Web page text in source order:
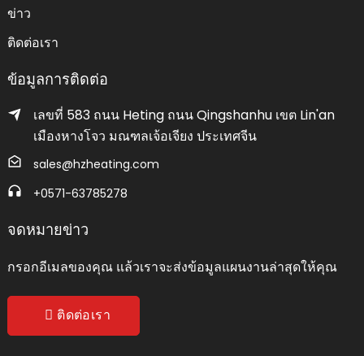
ข่าว
ติดต่อเรา
ข้อมูลการติดต่อ
เลขที่ 583 ถนน Heting ถนน Qingshanhu เขต Lin'an
เมืองหางโจว มณฑลเจ้อเจียง ประเทศจีน
sales@hzheating.com
+0571-63785278
จดหมายข่าว
กรอกอีเมลของคุณ แล้วเราจะส่งข้อมูลแผนงานล่าสุดให้คุณ
ติดต่อเรา